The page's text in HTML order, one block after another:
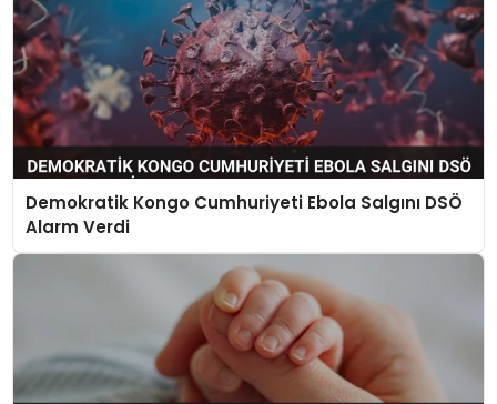
Demokratik Kongo Cumhuriyeti Ebola Salgını DSÖ
Alarm Verdi